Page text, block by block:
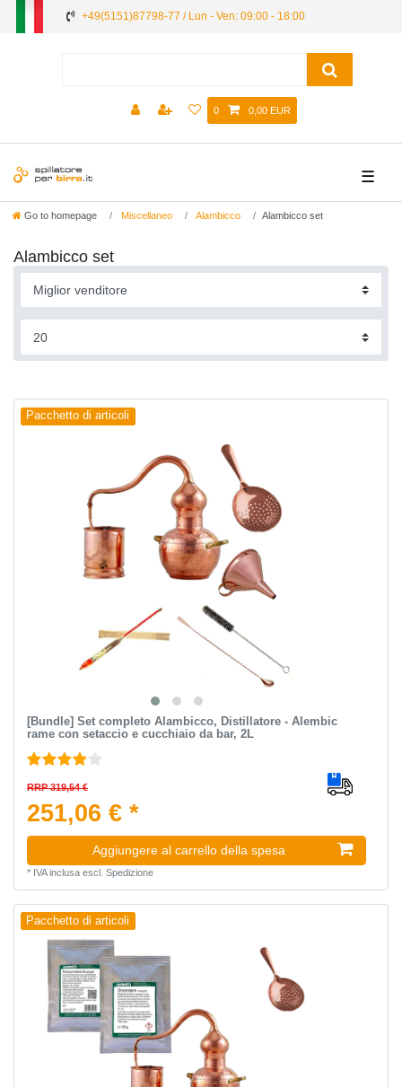
+49(5151)87798-77 / Lun - Ven: 09:00 - 18:00
0 0,00 EUR
☰
Go to homepage Miscellaneo Alambicco Alambicco set
Alambicco set
Pacchetto di articoli
[Bundle] Set completo Alambicco, Distillatore - Alembic
rame con setaccio e cucchiaio da bar, 2L
RRP 319,54 €
251,06 € *
Aggiungere al carrello della spesa
* IVA inclusaescl. Spedizione
Pacchetto di articoli